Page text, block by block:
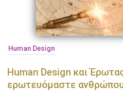
Human Design
Human Design και
ερωτευόμαστε